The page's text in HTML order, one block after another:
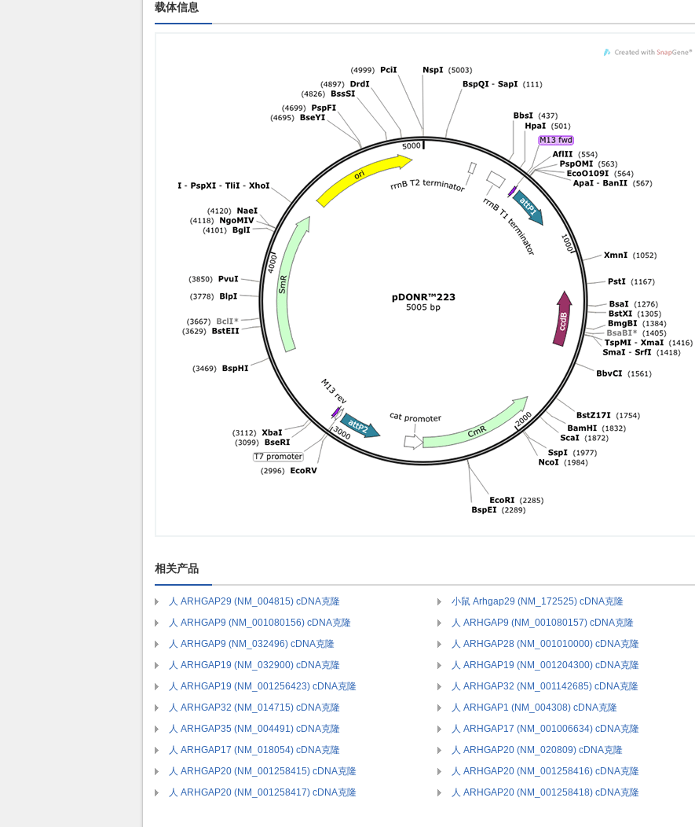
载体信息
相关产品
人 ARHGAP29 (NM_004815) cDNA克隆
小鼠 Arhgap29 (NM_172525) cDNA克隆
人 ARHGAP9 (NM_001080156) cDNA克隆
人 ARHGAP9 (NM_001080157) cDNA克隆
人 ARHGAP9 (NM_032496) cDNA克隆
人 ARHGAP28 (NM_001010000) cDNA克隆
人 ARHGAP19 (NM_032900) cDNA克隆
人 ARHGAP19 (NM_001204300) cDNA克隆
人 ARHGAP19 (NM_001256423) cDNA克隆
人 ARHGAP32 (NM_001142685) cDNA克隆
人 ARHGAP32 (NM_014715) cDNA克隆
人 ARHGAP1 (NM_004308) cDNA克隆
人 ARHGAP35 (NM_004491) cDNA克隆
人 ARHGAP17 (NM_001006634) cDNA克隆
人 ARHGAP17 (NM_018054) cDNA克隆
人 ARHGAP20 (NM_020809) cDNA克隆
人 ARHGAP20 (NM_001258415) cDNA克隆
人 ARHGAP20 (NM_001258416) cDNA克隆
人 ARHGAP20 (NM_001258417) cDNA克隆
人 ARHGAP20 (NM_001258418) cDNA克隆